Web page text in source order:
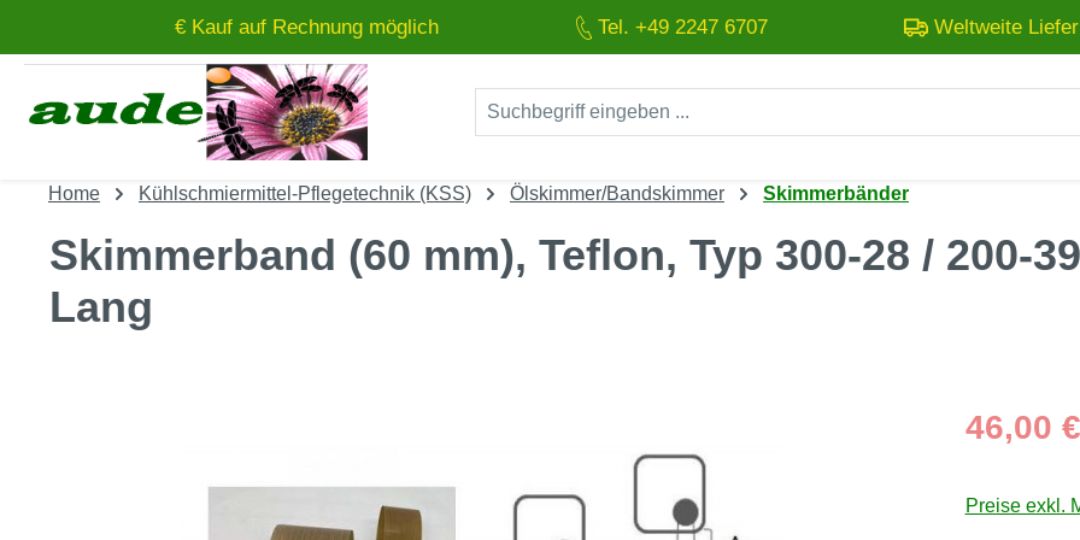
Hauptinhalt springen
Zur Suche springen€ Kauf auf Rechnung möglich Tel. +49 2247 6707 Weltweite
Home Kühlschmiermittel-Pflegetechnik (KSS) Ölskimmer/Bandskimmer Skimmerbänder
Skimmerband (60 mm), Teflon, Typ 300-28 / 200-
Lang
Regulärer
46,00 €
Preise exkl.